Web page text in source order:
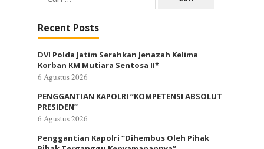
untuk:
Recent Posts
DVI Polda Jatim Serahkan Jenazah Kelima
Korban KM Mutiara Sentosa II*
6 Agustus 2026
PENGGANTIAN KAPOLRI “KOMPETENSI ABSOLUT
PRESIDEN”
6 Agustus 2026
Penggantian Kapolri “Dihembus Oleh Pihak